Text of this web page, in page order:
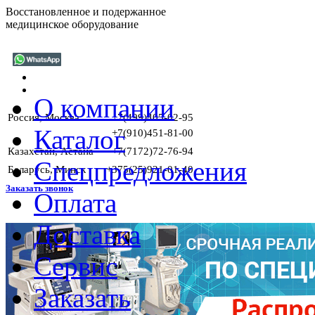
Восстановленное и подержанное
медицинское оборудование
Россия, Москва
+7(499)405-02-95
+7(910)451-81-00
Казахстан, Астана
+7(7172)72-76-94
Беларусь, Минск
+375(25)921-01-40
Заказать звонок
О компании
Каталог
Спецпредложения
Оплата
Доставка
Сервис
Заказать